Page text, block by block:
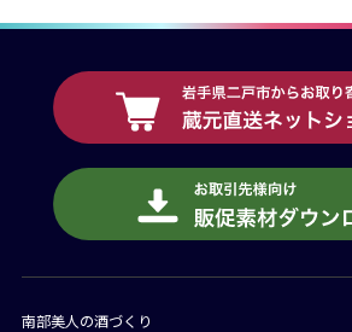
南部美人の酒づくり